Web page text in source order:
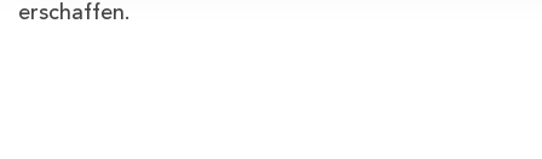
erschaffen.